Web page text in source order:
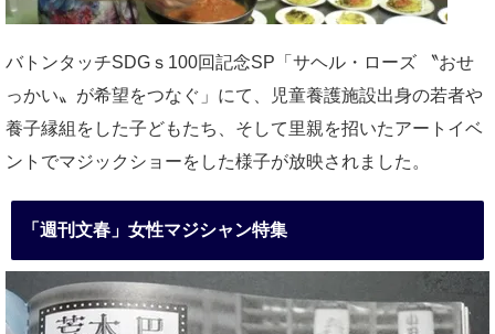
バトンタッチSDGｓ100回記念SP「サヘル・ローズ 〝おせ
っかい〟が希望をつなぐ」にて、児童養護施設出身の若者や
養子縁組をした子どもたち、そして里親を招いたアートイベ
ントでマジックショーをした様子が放映されました。
「週刊文春」女性マジシャン特集